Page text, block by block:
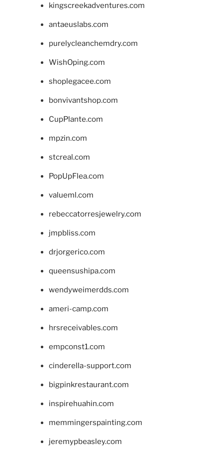
kingscreekadventures.com
antaeuslabs.com
purelycleanchemdry.com
WishOping.com
shoplegacee.com
bonvivantshop.com
CupPlante.com
mpzin.com
stcreal.com
PopUpFlea.com
valueml.com
rebeccatorresjewelry.com
jmpbliss.com
drjorgerico.com
queensushipa.com
wendyweimerdds.com
ameri-camp.com
hrsreceivables.com
empconst1.com
cinderella-support.com
bigpinkrestaurant.com
inspirehuahin.com
memmingerspainting.com
jeremypbeasley.com